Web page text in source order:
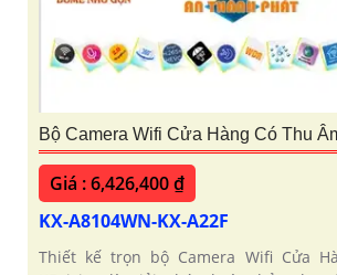
Bộ Camera Wifi Cửa Hàng Có Thu
Giá : 6,426,400 ₫
KX-A8104WN-KX-A22F
Thiết kế trọn bộ Camera Wifi Cửa